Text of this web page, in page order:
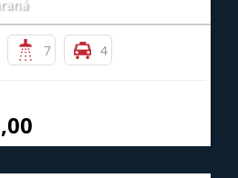
O MAR ATAMI NORTE